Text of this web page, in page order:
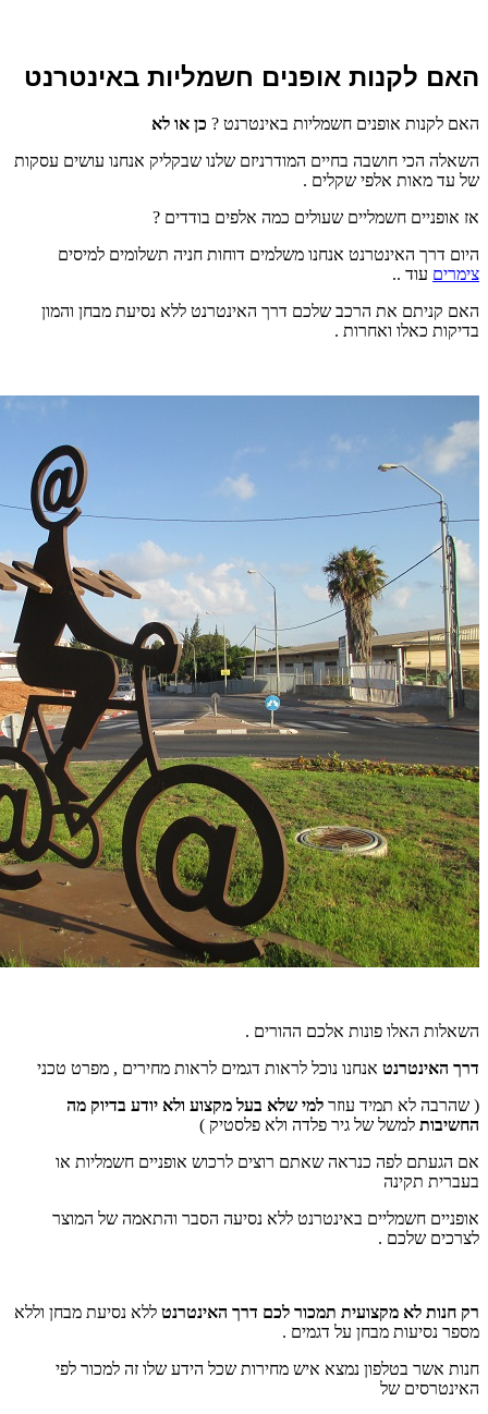
האם לקנות אופנים חשמליות באינטרנט
האם לקנות אופנים חשמליות באינטרנט ? כן או לא
השאלה הכי חושבה בחיים המודרניזם שלנו שבקליק אנחנו עושים עסקות
של עד מאות אלפי שקלים .
אז אופניים חשמליים שעולים כמה אלפים בודדים ?
היום דרך האינטרנט אנחנו משלמים דוחות חניה תשלומים למיסים
צימרים עוד ..
האם קניתם את הרכב שלכם דרך האינטרנט ללא נסיעת מבחן והמון
בדיקות כאלו ואחרות .
השאלות האלו פונות אלכם ההורים .
דרך האינטרנט אנחנו נוכל לראות דגמים לראות מחירים , מפרט טכני
( שהרבה לא תמיד עוזר למי שלא בעל מקצוע ולא יודע בדיוק מה
החשיבות למשל של גיר פלדה ולא פלסטיק )
אם הגעתם לפה כנראה שאתם רוצים לרכוש אופניים חשמליות או
בעברית תקינה
אופניים חשמליים באינטרנט ללא נסיעה הסבר והתאמה של המוצר
לצרכים שלכם .
רק חנות לא מקצועית תמכור לכם דרך האינטרנט ללא נסיעת מבחן וללא
מספר נסיעות מבחן על דגמים .
חנות אשר בטלפון נמצא איש מחירות שכל הידע שלו זה למכור לפי
האינטרסים של